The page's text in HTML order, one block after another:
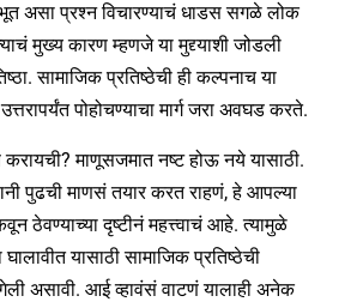
असा प्रश्न विचारण्याचं धाडस सगळे लोक
मुख्य कारण म्हणजे या मुद्द्याशी जोडली
सामाजिक प्रतिष्ठेची ही कल्पनाच या
पोहोचण्याचा मार्ग जरा अवघड करते.
करायची? माणूसजमात नष्ट होऊ नये यासाठी.
पुढची माणसं तयार करत राहणं, हे आपल्या
ठेवण्याच्या दृष्टीनं महत्त्वाचं आहे. त्यामुळे
यासाठी सामाजिक प्रतिष्ठेची
असावी. आई व्हावंसं वाटणं यालाही अनेक